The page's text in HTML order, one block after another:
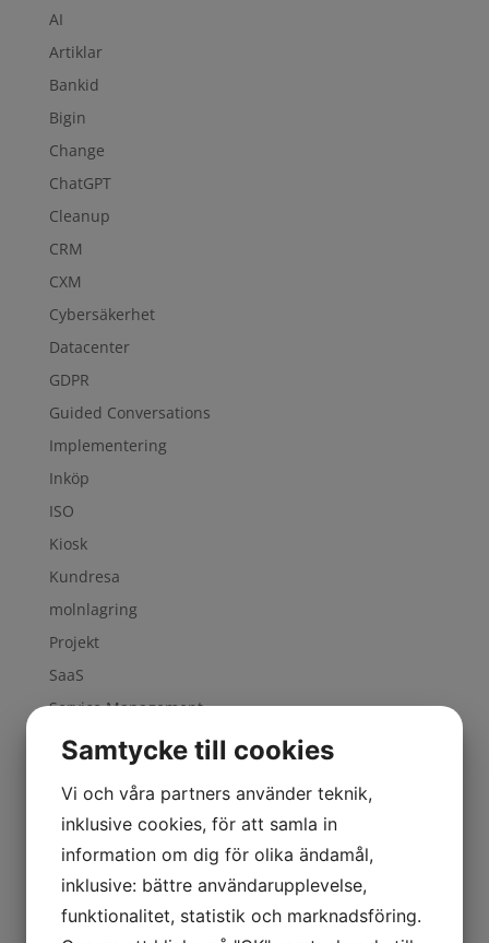
AI
Artiklar
Bankid
Bigin
Change
ChatGPT
Cleanup
CRM
CXM
Cybersäkerhet
Datacenter
GDPR
Guided Conversations
Implementering
Inköp
ISO
Kiosk
Kundresa
molnlagring
Projekt
SaaS
Service Management
Six Sigma
Sverige
Verksamhetsutveckling
Wizard
Zoho
Samtycke till cookies
Vi och våra partners använder teknik,
inklusive cookies, för att samla in
information om dig för olika ändamål,
inklusive: bättre användarupplevelse,
funktionalitet, statistik och marknadsföring.